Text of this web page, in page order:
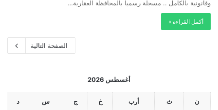
وقانونية بالكامل .. مسجلة رسميا بالمحافظة العقارية…
أكمل القراءة »
الصفحة التالية
أغسطس 2026
ن ث أرب خ ج س د